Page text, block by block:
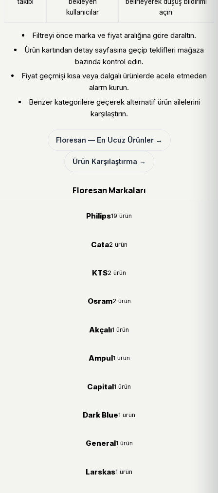
takibi
bekleyen
kullanıcılar
belirleyerek düşüş bildirimi
açın.
Filtreyi önce marka ve fiyat aralığına göre daraltın.
Ürün kartından detay sayfasına geçip teklifleri mağaza
bazında kontrol edin.
Fiyat geçmişi kısa veya dalgalı ürünlerde acele etmeden
alarm kurun.
Benzer kategorilere geçerek alternatif ürün ailelerini
karşılaştırın.
Floresan — En Ucuz Ürünler →
Ürün Karşılaştırma →
Floresan Markaları
Philips19 ürün
Cata2 ürün
KTS2 ürün
Osram2 ürün
Akçalı1 ürün
Ampul1 ürün
Capital1 ürün
Dark Blue1 ürün
General1 ürün
Larskas1 ürün